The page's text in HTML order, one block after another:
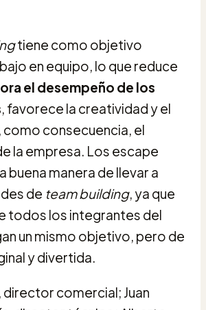
tiene como objetivo
en equipo, lo que reduce
el desempeño de los
, favorece la creatividad y el
como consecuencia, el
la empresa. Los escape
buena manera de llevar a
de team building, ya que
todos los integrantes del
un mismo objetivo, pero de
y divertida.
director comercial; Juan